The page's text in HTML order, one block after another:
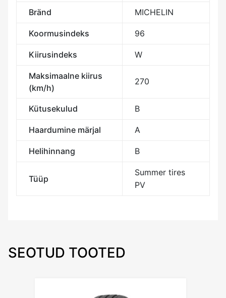
Bränd MICHELIN
Koormusindeks 96
Kiirusindeks W
Maksimaalne kiirus
(km/h)
270
Kütusekulud B
Haardumine märjal A
Helihinnang B
Tüüp
Summer tires
PV
SEOTUD TOOTED